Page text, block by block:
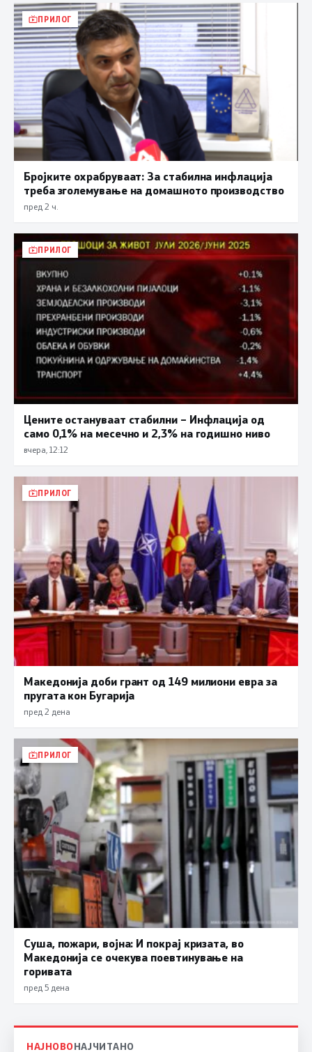
ПРИЛОГ
Бројките охрабруваат: За стабилна инфлација
треба зголемување на домашното производство
пред 2 ч.
ПРИЛОГ
Цените остануваат стабилни – Инфлација од
само 0,1% на месечно и 2,3% на годишно ниво
вчера, 12:12
ПРИЛОГ
Македонија доби грант од 149 милиони евра за
пругата кон Бугарија
пред 2 дена
ПРИЛОГ
Суша, пожари, војна: И покрај кризата, во
Македонија се очекува поевтинување на
горивата
пред 5 дена
НАЈНОВОНАЈЧИТАНО